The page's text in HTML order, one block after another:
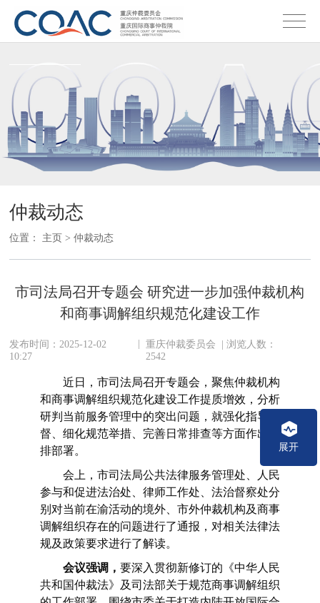
仲裁动态
位置： 主页 >仲裁动态
市司法局召开专题会 研究进一步加强仲裁机构
和商事调解组织规范化建设工作
发布时间：2025-12-02
10:27
|重庆仲裁委员会 | 浏览人数：
2542
近日，市司法局召开专题会，聚焦仲裁机构
和商事调解组织规范化建设工作提质增效，分析
研判当前服务管理中的突出问题，就强化指导监
督、细化规范举措、完善日常排查等方面作出安
排部署。
会上，市司法局公共法律服务管理处、人民
参与和促进法治处、律师工作处、法治督察处分
别对当前在渝活动的境外、市外仲裁机构及商事
调解组织存在的问题进行了通报，对相关法律法
规及政策要求进行了解读。
会议强调， 要深入贯彻新修订的《中华人民
共和国仲裁法》及司法部关于规范商事调解组织
展开